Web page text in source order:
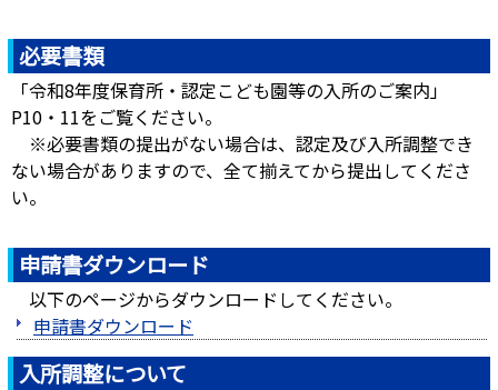
必要書類
「令和8年度保育所・認定こども園等の入所のご案内」
P10・11をご覧ください。
※必要書類の提出がない場合は、認定及び入所調整でき
ない場合がありますので、全て揃えてから提出してくださ
い。
申請書ダウンロード
以下のページからダウンロードしてください。
申請書ダウンロード
入所調整について